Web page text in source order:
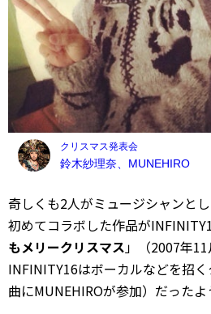
奇しくも2人がミュージシャンと
初めてコラボした作品が
もメリークリスマス 」（2007年11
INFINITY16はボーカルなどを招
曲にMUNEHIROが参加）だったよ